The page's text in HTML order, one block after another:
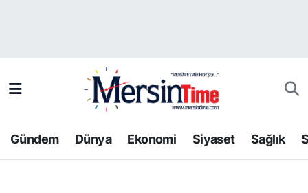
Gündem Dünya Ekonomi Siyaset Sağlık
Bilim-Teknoloji
Dünya
Trafik Durumu
Tüm Manşetler